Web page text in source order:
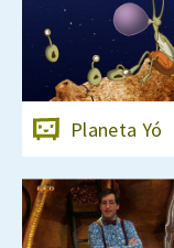
Planeta Yó